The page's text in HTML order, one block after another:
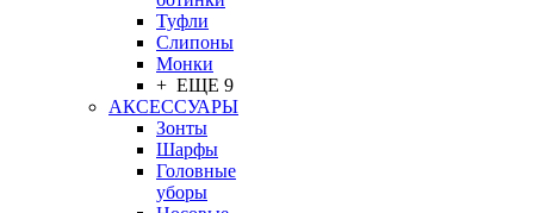
Туфли
Слипоны
Монки
+ ЕЩЕ 9
АКСЕССУАРЫ
Зонты
Шарфы
Головные
уборы